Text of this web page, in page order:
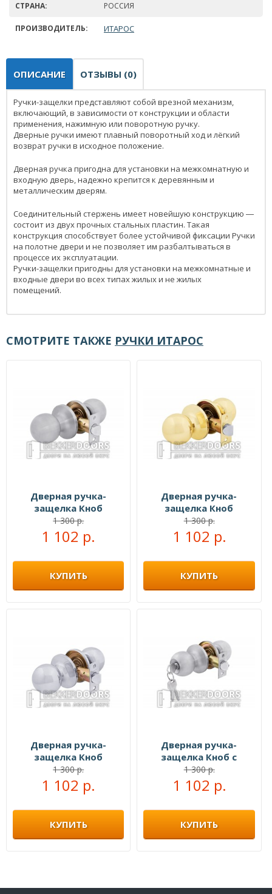
СТРАНА: РОССИЯ
ПРОИЗВОДИТЕЛЬ: ИТАРОС
ОПИСАНИЕ ОТЗЫВЫ (0)
Ручки-защелки представляют собой врезной механизм,
включающий, в зависимости от конструкции и области
применения, нажимную или поворотную ручку.
Дверные ручки имеют плавный поворотный ход и лёгкий
возврат ручки в исходное положение.
Дверная ручка пригодна для установки на межкомнатную и
входную дверь, надежно крепится к деревянным и
металлическим дверям.
Соединительный стержень имеет новейшую конструкцию ―
состоит из двух прочных стальных пластин. Такая
конструкция способствует более устойчивой фиксации Ручки
на полотне двери и не позволяет им разбалтываться в
процессе их эксплуатации.
Ручки-защелки пригодны для установки на межкомнатные и
входные двери во всех типах жилых и не жилых
помещений.
СМОТРИТЕ ТАКЖЕ РУЧКИ ИТАРОС
Дверная ручка-
защелка Кноб
межкомнатная белый
никель
1 300 р.
1 102 р.
КУПИТЬ
Дверная ручка-
защелка Кноб
межкомнатная
золото
1 300 р.
1 102 р.
КУПИТЬ
Дверная ручка-
защелка Кноб
межкомнатная хром
1 300 р.
1 102 р.
КУПИТЬ
Дверная ручка-
защелка Кноб с
ключами белый
никель
1 300 р.
1 102 р.
КУПИТЬ